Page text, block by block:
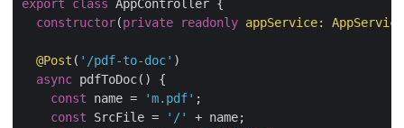
export
class AppController {
constructor(private readonly appService: AppService
@Post ( '/pdf-to-doc' )
async pdfToDoc() {
const name = 'm.pdf' ;
const SrcFile = '/'
+ name;